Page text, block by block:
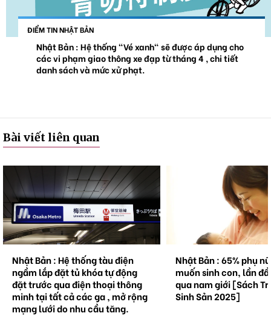
ĐIỂM TIN NHẬT BẢN
Nhật Bản : Hệ thống "Vé xanh" sẽ được áp dụng cho
các vi phạm giao thông xe đạp từ tháng 4 , chi tiết
danh sách và mức xử phạt.
Bài viết liên quan
Nhật Bản : Hệ thống tàu điện
ngầm lắp đặt tủ khóa tự động
đặt trước qua điện thoại thông
minh tại tất cả các ga , mở rộng
mạng lưới do nhu cầu tăng.
Nhật Bản : 65% phụ
muốn sinh con, lần
qua nam giới [Sách
Sinh Sản 2025]